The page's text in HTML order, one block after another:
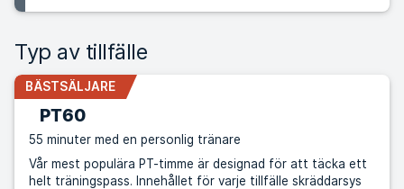
Typ av tillfälle
PT60
BÄSTSÄLJARE
55 minuter med en personlig tränare
Vår mest populära PT-timme är designad för att täcka ett
helt träningspass. Innehållet för varje tillfälle skräddarsys